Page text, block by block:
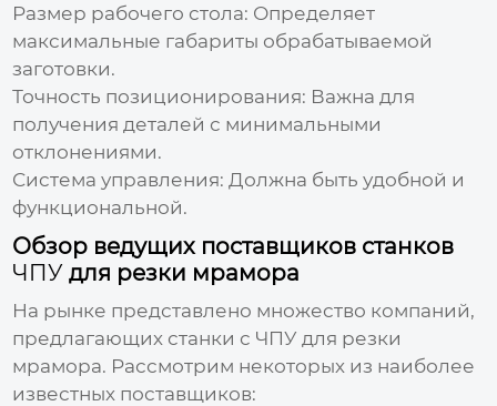
Размер рабочего стола: Определяет
максимальные габариты обрабатываемой
заготовки.
Точность позиционирования: Важна для
получения деталей с минимальными
отклонениями.
Система управления: Должна быть удобной и
функциональной.
Обзор ведущих поставщиков станков
ЧПУ для резки мрамора
На рынке представлено множество компаний,
предлагающих станки с ЧПУ для резки
мрамора. Рассмотрим некоторых из наиболее
известных поставщиков: